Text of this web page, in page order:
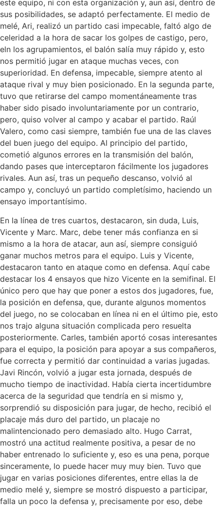
este equipo, ni con esta organización y, aun así, dentro de
sus posibilidades, se adaptó perfectamente. El medio de
melé, Ari, realizó un partido casi impecable, faltó algo de
celeridad a la hora de sacar los golpes de castigo, pero,
eln los agrupamientos, el balón salía muy rápido y, esto
nos permitió jugar en ataque muchas veces, con
superioridad. En defensa, impecable, siempre atento al
ataque rival y muy bien posicionado. En la segunda parte,
tuvo que retirarse del campo momentáneamente tras
haber sido pisado involuntariamente por un contrario,
pero, quiso volver al campo y acabar el partido. Raúl
Valero, como casi siempre, también fue una de las claves
del buen juego del equipo. Al principio del partido,
cometió algunos errores en la transmisión del balón,
dando pases que interceptaron fácilmente los jugadores
rivales. Aun así, tras un pequeño descanso, volvió al
campo y, concluyó un partido completísimo, haciendo un
ensayo importantísimo.
En la línea de tres cuartos, destacaron, sin duda, Luis,
Vicente y Marc. Marc, debe tener más confianza en si
mismo a la hora de atacar, aun así, siempre consiguió
ganar muchos metros para el equipo. Luis y Vicente,
destacaron tanto en ataque como en defensa. Aquí cabe
destacar los 4 ensayos que hizo Vicente en la semifinal. El
único pero que hay que poner a estos dos jugadores, fue,
la posición en defensa, que, durante algunos momentos
del juego, no se colocaban en línea ni en el último pie, esto
nos trajo alguna situación complicada pero resuelta
posteriormente. Carles, también aportó cosas interesantes
para el equipo, la posición para apoyar a sus compañeros,
fue correcta y permitió dar continuidad a varias jugadas.
Javi Rincón, volvió a jugar esta jornada, después de
mucho tiempo de inactividad. Había cierta incertidumbre
acerca de la seguridad que tendría en si mismo y,
sorprendió su disposición para jugar, de hecho, recibió el
placaje más duro del partido, un placaje no
malintencionado pero demasiado alto. Hugo Carrat,
mostró una actitud realmente positiva, a pesar de no
haber entrenado lo suficiente y, eso es una pena, porque
sinceramente, lo puede hacer muy muy bien. Tuvo que
jugar en varias posiciones diferentes, entre ellas la de
medio melé y, siempre se mostró dispuesto a participar,
falla un poco la defensa y, precisamente por eso, debe